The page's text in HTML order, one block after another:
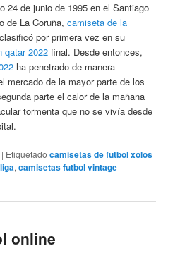
24 de junio de 1995 en el Santiago
de La Coruña,camiseta de la
por primera vez en su
qatar 2022 final. Desde entonces,
ha penetrado de manera
mercado de la mayor parte de los
parte el calor de la mañana
tormenta que no se vivía desde
| Etiquetado camisetas de futbol xolos
,camisetas futbol vintage
online